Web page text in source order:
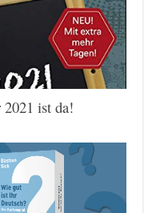
2021 ist da!